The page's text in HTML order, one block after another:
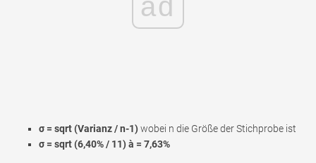
ad
σ = sqrt (Varianz / n-1) wobei n die Größe der Stichprobe ist
σ = sqrt (6,40% / 11) à = 7,63%